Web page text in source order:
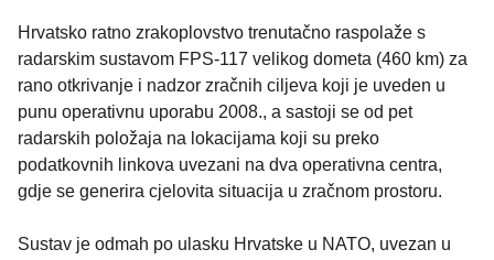
Hrvatsko ratno zrakoplovstvo trenutačno raspolaže s
radarskim sustavom FPS-117 velikog dometa (460 km) za
rano otkrivanje i nadzor zračnih ciljeva koji je uveden u
punu operativnu uporabu 2008., a sastoji se od pet
radarskih položaja na lokacijama koji su preko
podatkovnih linkova uvezani na dva operativna centra,
gdje se generira cjelovita situacija u zračnom prostoru.
Sustav je odmah po ulasku Hrvatske u NATO, uvezan u